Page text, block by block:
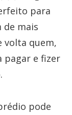
para
de mais
volta quem,
pagar e fizer
pode